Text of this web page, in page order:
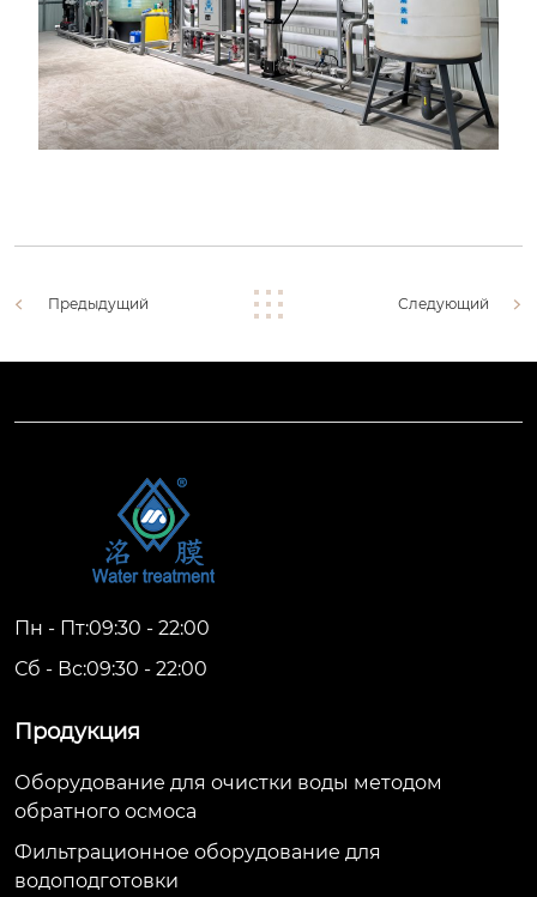
Предыдущий Следующий
Пн - Пт:09:30 - 22:00
Сб - Вс:09:30 - 22:00
Продукция
Оборудование для очистки воды методом
обратного осмоса
Фильтрационное оборудование для
водоподготовки